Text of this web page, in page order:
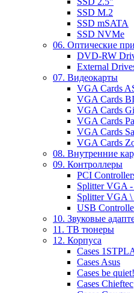
SSD M.2
SSD mSATA
SSD NVMe
06. Оптические
DVD-RW
External
07. Видеокарты
VGA Cards
VGA Cards
VGA Cards
VGA Cards
VGA Cards
VGA Cards
08. Внутренние
09. Контроллеры
PCI
Splitter VGA
Splitter VGA
USB
10. Звуковые
11. ТВ тюнеры
12. Корпуса
Cases
Cases Asus
Cases be quiet!
Cases Chieftec